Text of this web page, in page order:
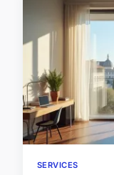
SERVICES